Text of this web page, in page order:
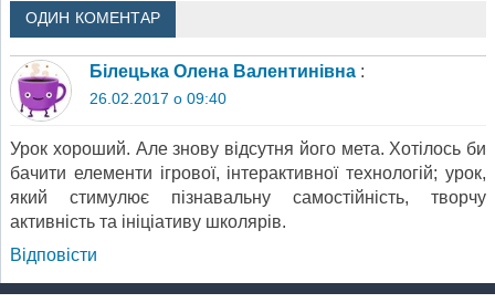
ОДИН КОМЕНТАР
Білецька Олена Валентинівна :
26.02.2017 о 09:40
Урок хороший. Але знову відсутня його мета. Хотілось би
бачити елементи ігрової, інтерактивної технологій; урок,
який стимулює пізнавальну самостійність, творчу
активність та ініціативу школярів.
Відповіcти